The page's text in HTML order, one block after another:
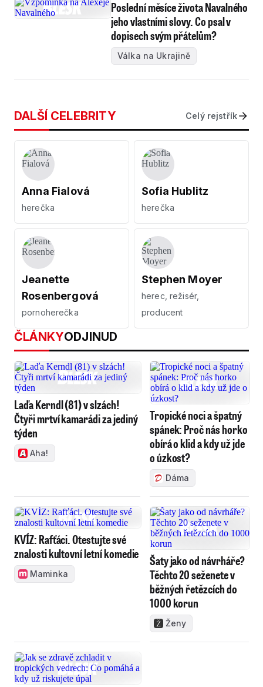
Poslední měsíce života Navalného
jeho vlastními slovy. Co psal v
dopisech svým přátelům?
Válka na Ukrajině
DALŠÍ CELEBRITY Celý rejstřík
Anna Fialová
herečka
Sofia Hublitz
herečka
Jeanette
Rosenbergová
pornoherečka
Stephen Moyer
herec, režisér,
producent
ČLÁNKYODJINUD
Laďa Kerndl (81) v slzách!
Čtyři mrtví kamarádi za jediný
týden
Aha!
Tropické noci a špatný
spánek: Proč nás horko
obírá o klid a kdy už jde
o úzkost?
Dáma
KVÍZ: Rafťáci. Otestujte své
znalosti kultovní letní komedie
Maminka
Šaty jako od návrháře?
Těchto 20 seženete v
běžných řetězcích do
1000 korun
Ženy